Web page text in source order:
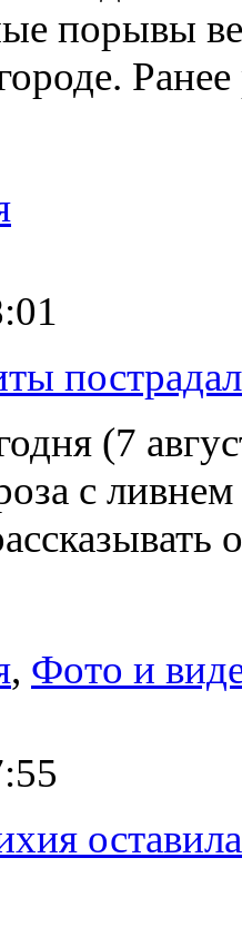
порывы
(7
с
, Фото и